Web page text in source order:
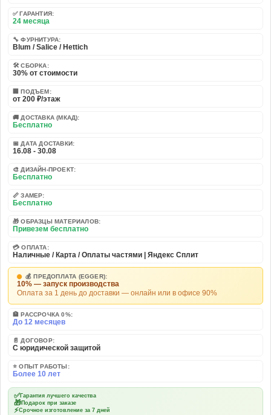
✅ ГАРАНТИЯ:
24 месяца
🔧 ФУРНИТУРА:
Blum / Salice / Hettich
🛠️ СБОРКА:
30% от стоимости
🏢 ПОДЪЕМ:
от 200 ₽/этаж
🚚 ДОСТАВКА (МКАД):
Бесплатно
📅 ДАТА ДОСТАВКИ:
16.08 - 30.08
🎨 ДИЗАЙН-ПРОЕКТ:
Бесплатно
📏 ЗАМЕР:
Бесплатно
🎁 ОБРАЗЦЫ МАТЕРИАЛОВ:
Привезем бесплатно
💳 ОПЛАТА:
Наличные / Карта / Оплаты частями | Яндекс Сплит
💰 ПРЕДОПЛАТА (EGGER):
10% — запуск производства
Оплата за 1 день до доставки — онлайн или в офисе 90%
🏦 РАССРОЧКА 0%:
До 12 месяцев
📄 ДОГОВОР:
С юридической защитой
⭐ ОПЫТ РАБОТЫ:
Более 10 лет
✅Гарантия лучшего качества
🎁 Подарок при заказе
⚡Срочное изготовление за 7 дней